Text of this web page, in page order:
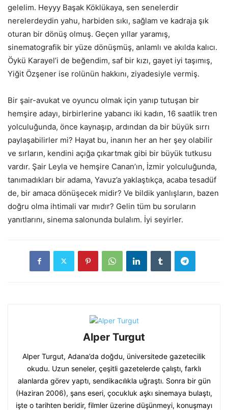
gelelim. Heyyy Başak Köklükaya, sen senelerdir
nerelerdeydin yahu, harbiden sıkı, sağlam ve kadraja şık
oturan bir dönüş olmuş. Geçen yıllar yaramış,
sinematografik bir yüze dönüşmüş, anlamlı ve akılda kalıcı.
Öykü Karayel’i de beğendim, saf bir kızı, gayet iyi taşımış,
Yiğit Özşener ise rolünün hakkını, ziyadesiyle vermiş.
Bir şair-avukat ve oyuncu olmak için yanıp tutuşan bir
hemşire adayı, birbirlerine yabancı iki kadın, 16 saatlik tren
yolculuğunda, önce kaynaşıp, ardından da bir büyük sırrı
paylaşabilirler mi? Hayat bu, inanın her an her şey olabilir
ve sırların, kendini açığa çıkartmak gibi bir büyük tutkusu
vardır. Şair Leyla ve hemşire Canan’ın, İzmir yolculuğunda,
tanımadıkları bir adama, Yavuz’a yaklaştıkça, acaba tesadüf
de, bir amaca dönüşecek midir? Ve bildik yanlışların, bazen
doğru olma ihtimali var mıdır? Gelin tüm bu soruların
yanıtlarını, sinema salonunda bulalım. İyi seyirler.
Alper Turgut
Alper Turgut, Adana’da doğdu, üniversitede gazetecilik
okudu. Uzun seneler, çeşitli gazetelerde çalıştı, farklı
alanlarda görev yaptı, sendikacılıkla uğraştı. Sonra bir gün
(Haziran 2006), şans eseri, çocukluk aşkı sinemaya bulaştı,
işte o tarihten beridir, filmler üzerine düşünmeyi, konuşmayı